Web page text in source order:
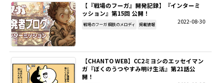
SITEMAP
【『戦場のフーガ』開発記録】『インターミ
ッション』第15回 公開！
2022-08-30
戦場のフーガ 鋼鉄のメロディ 掲載情報
【CHANTO WEB】CC2ミヨシのエッセイマン
ガ『ぼくのうつやすみ明け生活』第21話公
開！